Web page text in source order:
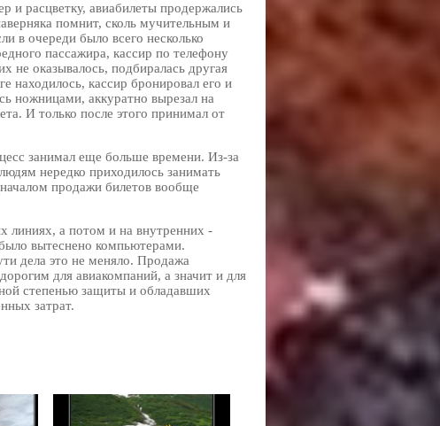
и расцветку, авиабилеты продержались
помнит, сколь мучительным и
в очереди было всего несколько
пассажира, кассир по телефону
не оказывалось, подбиралась другая
находилось, кассир бронировал его и
ножницами, аккуратно вырезал на
И только после этого принимал от
занимал еще больше времени. Из-за
нередко приходилось занимать
продажи билетов вообще
линиях, а потом и на внутренних -
вытеснено компьютерами.
дела это не меняло. Продажа
для авиакомпаний, а значит и для
степенью защиты и обладавших
затрат.